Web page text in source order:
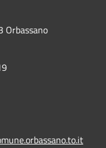
Orbassano